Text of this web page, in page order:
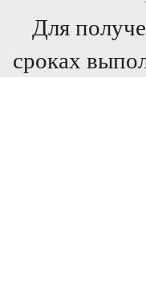
Для
сроках